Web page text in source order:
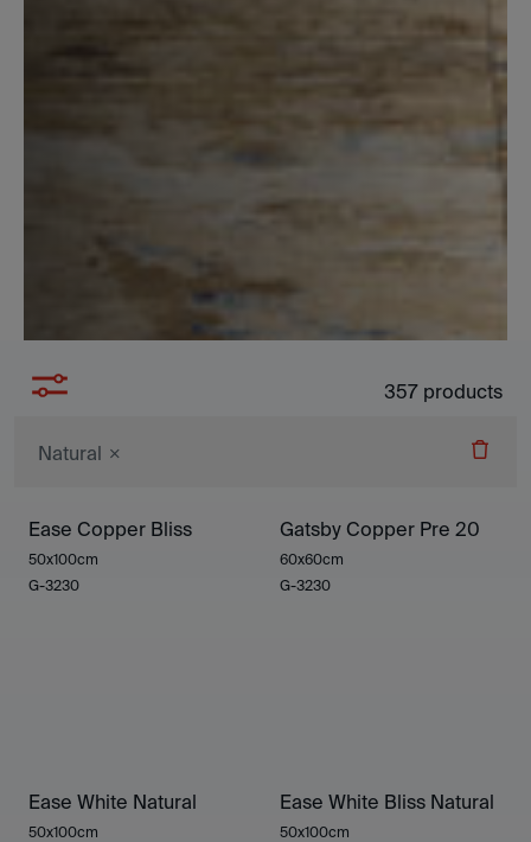
357 products
Natural
Ease Copper Bliss
50x100cm
G-3230
Gatsby Copper Pre 20
60x60cm
G-3230
Ease White Natural
50x100cm
Ease White Bliss Natural
50x100cm